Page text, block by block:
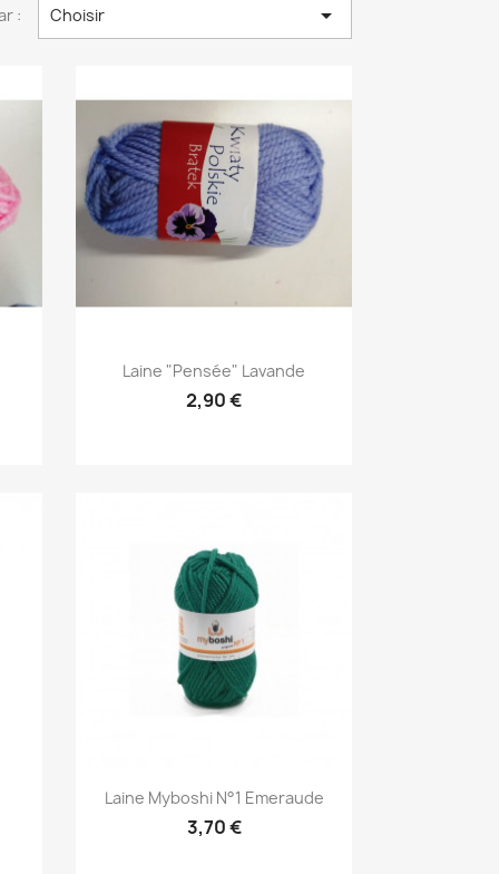
: Choisir 
 Aperçu rapide
Laine "pensée" Lavande
2,90 €
Aperçu rapide
Laine Myboshi N°1 Emeraude
3,70 €